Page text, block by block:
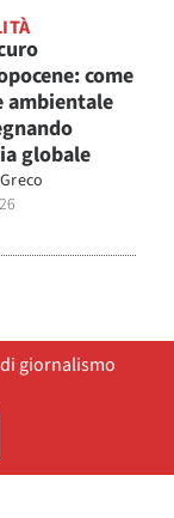
come
ambientale
globale
giornalismo